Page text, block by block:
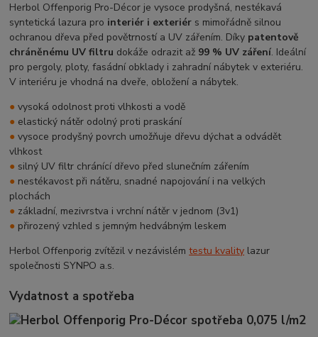
Herbol Offenporig Pro-Décor je vysoce prodyšná, nestékavá
syntetická lazura pro interiér i exteriér s mimořádně silnou
ochranou dřeva před povětrností a UV zářením. Díky patentově
chráněnému UV filtru dokáže odrazit až 99 % UV záření. Ideální
pro pergoly, ploty, fasádní obklady i zahradní nábytek v exteriéru.
V interiéru je vhodná na dveře, obložení a nábytek.
● vysoká odolnost proti vlhkosti a vodě
● elastický nátěr odolný proti praskání
● vysoce prodyšný povrch umožňuje dřevu dýchat a odvádět
vlhkost
● silný UV filtr chránící dřevo před slunečním zářením
● nestékavost při nátěru, snadné napojování i na velkých
plochách
● základní, mezivrstva i vrchní nátěr v jednom (3v1)
● přirozený vzhled s jemným hedvábným leskem
Herbol Offenporig zvítězil v nezávislémtestu kvality lazur
společnosti SYNPO a.s.
Vydatnost a spotřeba